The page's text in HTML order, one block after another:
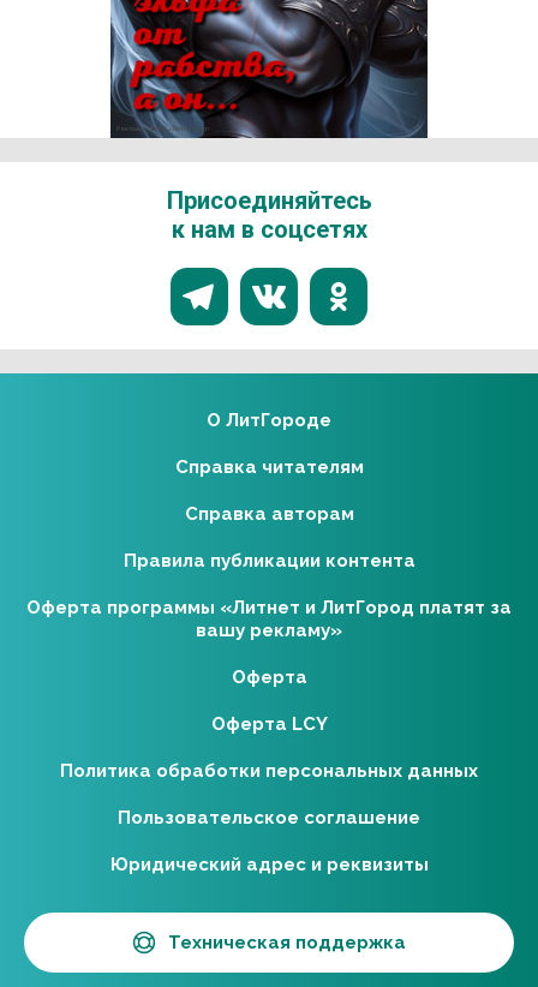
Присоединяйтесь
к нам в соцсетях
Реклама 18+ АО «ЛитГород»
О ЛитГороде
Справка читателям
Справка авторам
Правила публикации контента
Оферта программы «Литнет и ЛитГород платят за
вашу рекламу»
Оферта
Оферта LCY
Политика обработки персональных данных
Пользовательское соглашение
Юридический адрес и реквизиты
Техническая поддержка